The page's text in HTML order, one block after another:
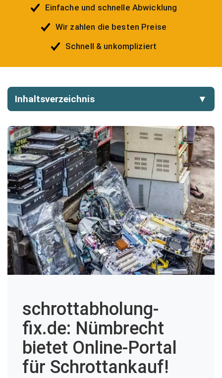
Einfache und schnelle Abwicklung
Wir zahlen die besten Preise
Schnell & unkompliziert
Inhaltsverzeichnis ▼
schrottabholung-
fix.de: Nümbrecht
bietet Online-Portal
für Schrottankauf!